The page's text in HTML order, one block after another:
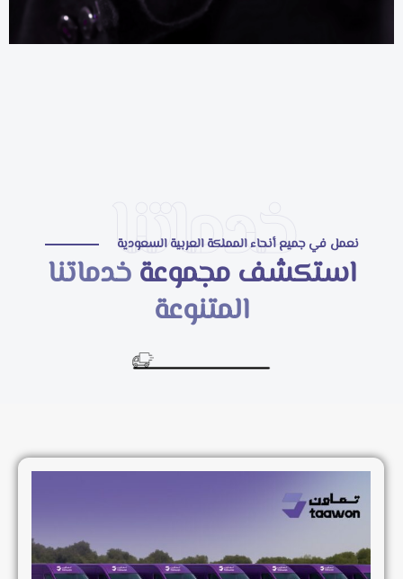
خدماتنا
نعمل في جميع أنحاء المملكة العربية السعودية
استكشف مجموعةخدماتنا
المتنوعة